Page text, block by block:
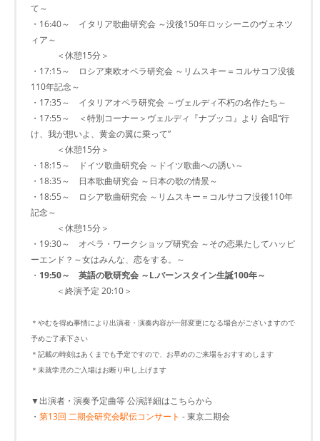
て～
・16:40～ イタリア歌曲研究会 ～没後150年ロッシーニのヴェネツ
ィア～
＜休憩15分＞
・17:15～ ロシア東欧オペラ研究会 ～リムスキー＝コルサコフ没後
110年記念～
・17:35～ イタリアオペラ研究会 ～ヴェルディ不朽の名作たち～
・17:55～ ＜特別コーナー＞ヴェルディ『ナブッコ』より 合唱“行
け、我が想いよ、黄金の翼に乗って”
＜休憩15分＞
・18:15～ ドイツ歌曲研究会 ～ドイツ歌曲への誘い～
・18:35～ 日本歌曲研究会 ～日本の歌の情景～
・18:55～ ロシア歌曲研究会 ～リムスキー＝コルサコフ没後110年
記念～
＜休憩15分＞
・19:30～ オペラ・ワークショップ研究会 ～その恋果たしてハッピ
ーエンド？～女はみんな、恋をする。～
・ 19:50～ 英語の歌研究会 ～L.バーンスタイン生誕100年～
＜終演予定 20:10＞
＊やむを得ぬ事情により出演者・演奏内容が一部変更になる場合がございますので
予めご了承下さい
＊記載の時刻はあくまでも予定ですので、お早めのご来場をおすすめします
＊未就学児のご入場はお断り申し上げます
▼出演者・演奏予定曲等 公演詳細はこちらから
・ 第13回 二期会研究会駅伝コンサート - 東京二期会